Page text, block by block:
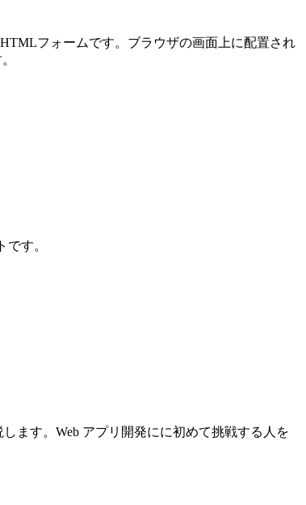
フォームです。ブラウザの画面上に配置され
す。
ます。Web アプリ開発にに初めて挑戦する人を